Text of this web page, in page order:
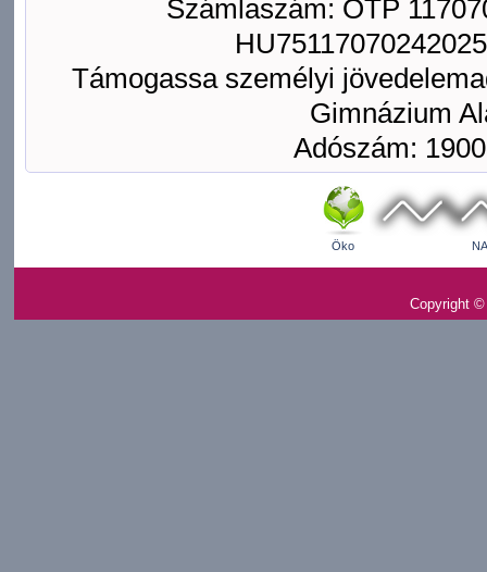
Számlaszám: OTP
Támogassa személyi
Gimnázium
Adószám:
Öko
Copyright